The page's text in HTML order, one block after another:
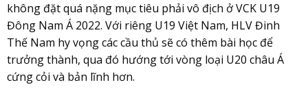
không đặt quá nặng mục tiêu phải vô địch ở VCK U19
Đông Nam Á 2022. Với riêng U19 Việt Nam, HLV Đinh
Thế Nam hy vọng các cầu thủ sẽ có thêm bài học để
trưởng thành, qua đó hướng tới vòng loại U20 châu Á
cứng cỏi và bản lĩnh hơn.